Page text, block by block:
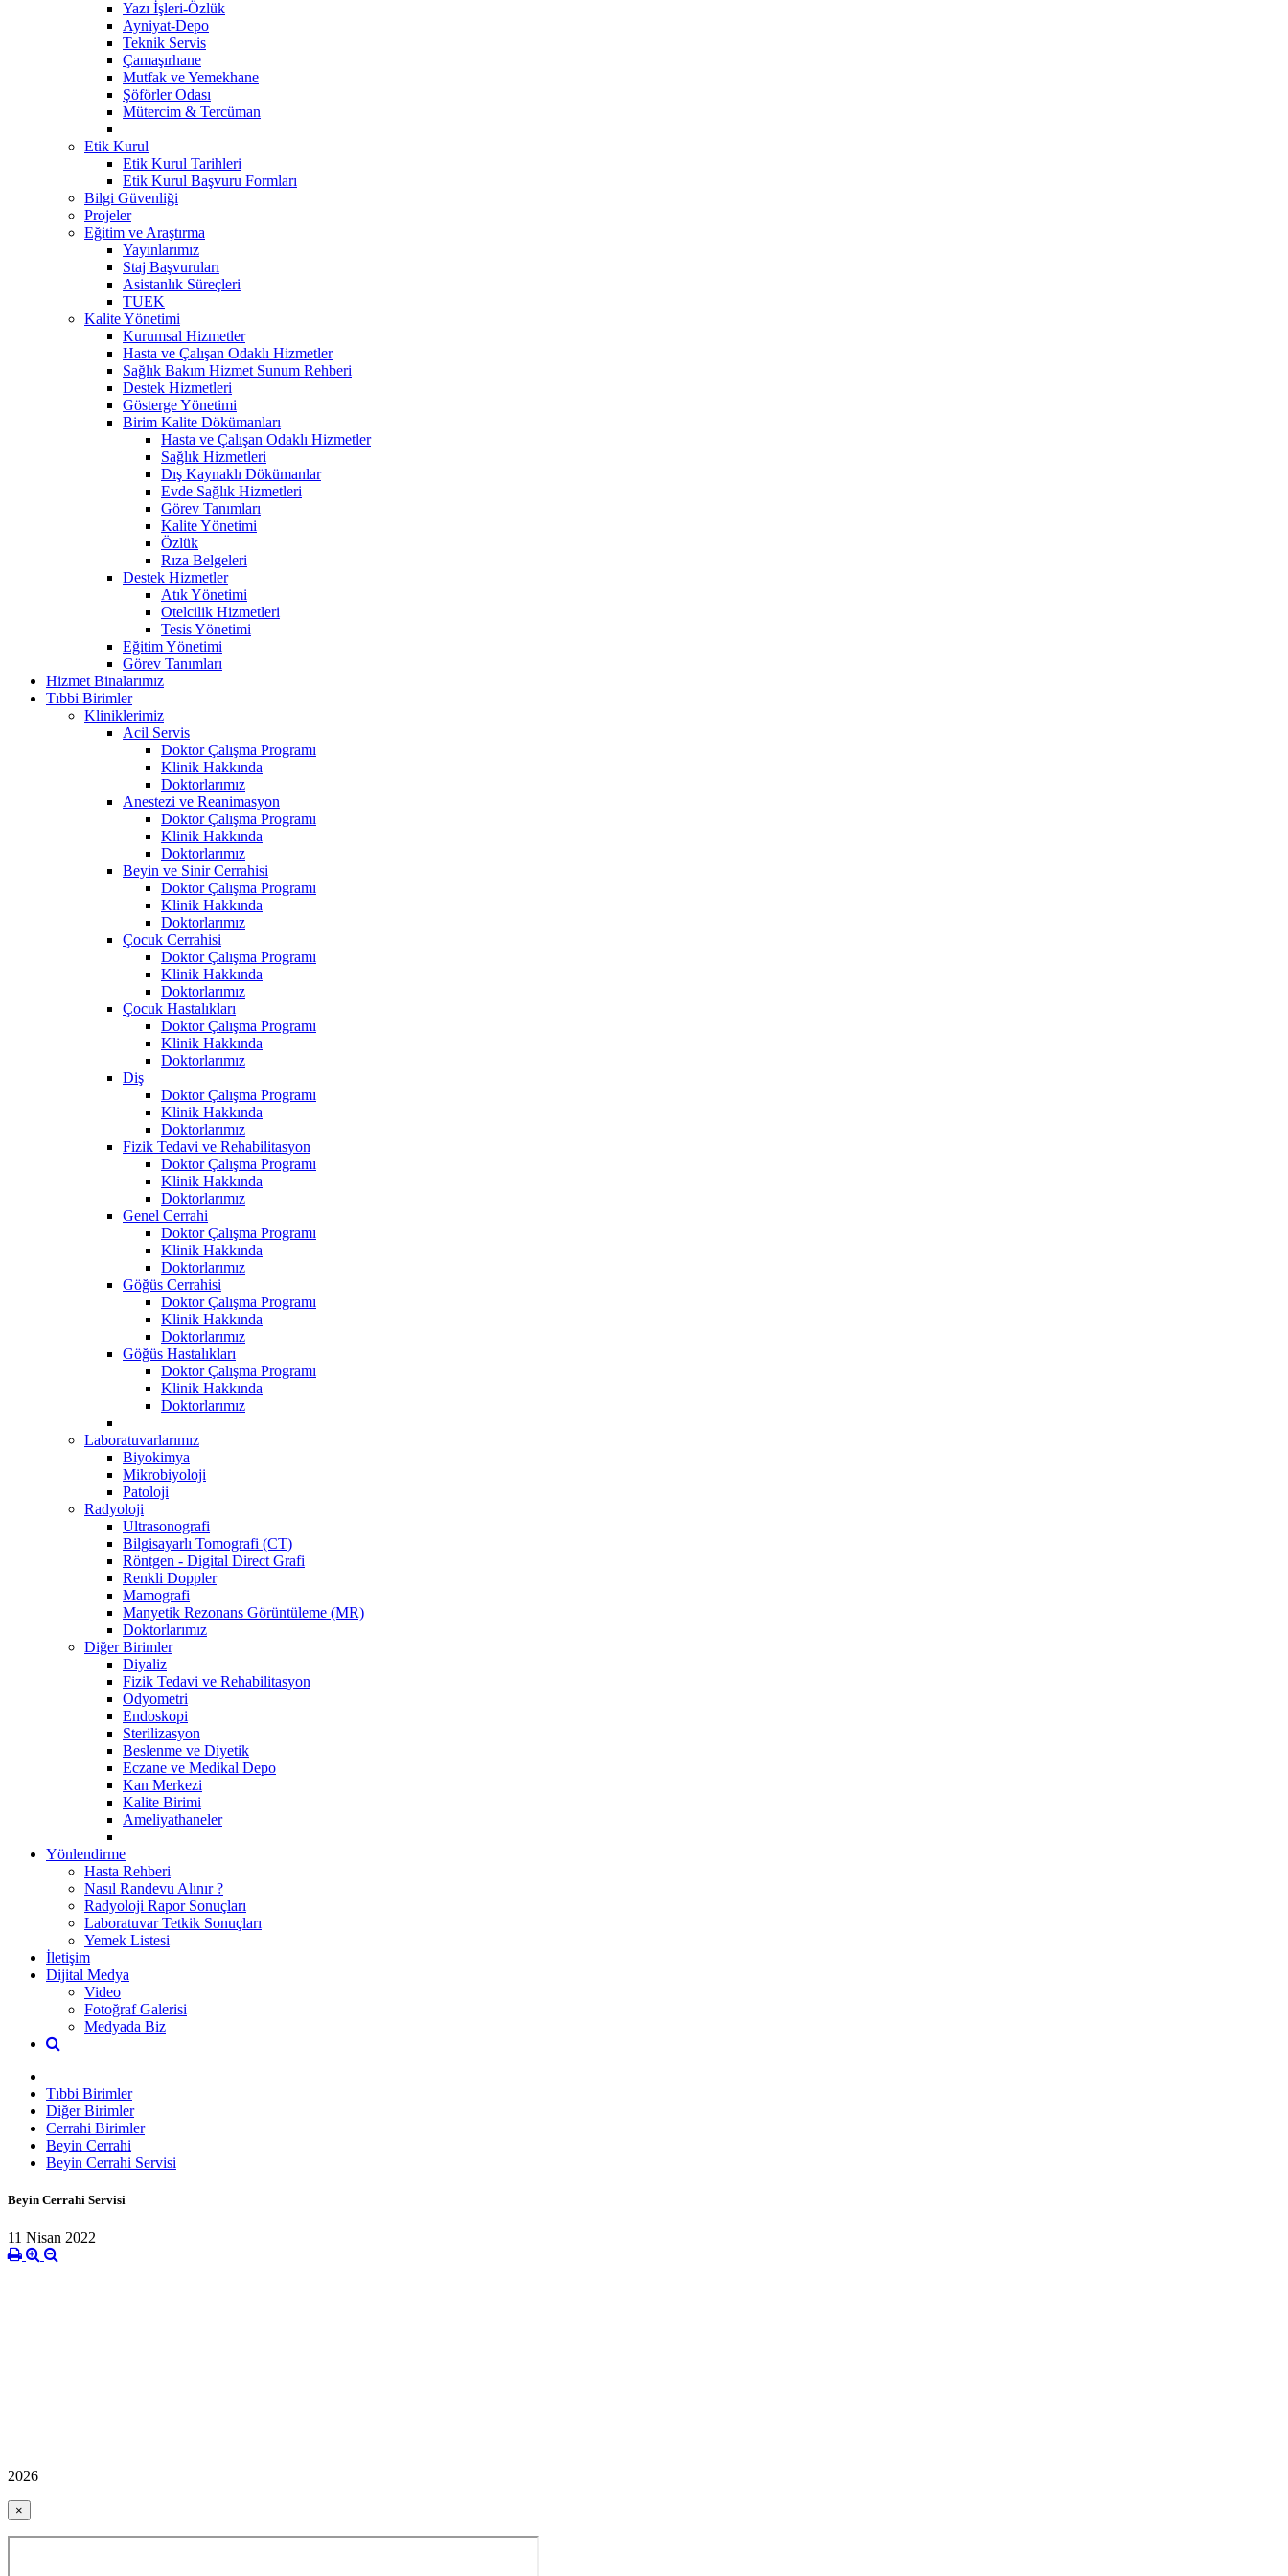
Yazı İşleri-Özlük
Ayniyat-Depo
Teknik Servis
Çamaşırhane
Mutfak ve Yemekhane
Şöförler Odası
Mütercim & Tercüman
Etik Kurul
Etik Kurul Tarihleri
Etik Kurul Başvuru Formları
Bilgi Güvenliği
Projeler
Eğitim ve Araştırma
Yayınlarımız
Staj Başvuruları
Asistanlık Süreçleri
TUEK
Kalite Yönetimi
Kurumsal Hizmetler
Hasta ve Çalışan Odaklı Hizmetler
Sağlık Bakım Hizmet Sunum Rehberi
Destek Hizmetleri
Gösterge Yönetimi
Birim Kalite Dökümanları
Hasta ve Çalışan Odaklı Hizmetler
Sağlık Hizmetleri
Dış Kaynaklı Dökümanlar
Evde Sağlık Hizmetleri
Görev Tanımları
Kalite Yönetimi
Özlük
Rıza Belgeleri
Destek Hizmetler
Atık Yönetimi
Otelcilik Hizmetleri
Tesis Yönetimi
Eğitim Yönetimi
Görev Tanımları
Hizmet Binalarımız
Tıbbi Birimler
Kliniklerimiz
Acil Servis
Doktor Çalışma Programı
Klinik Hakkında
Doktorlarımız
Anestezi ve Reanimasyon
Doktor Çalışma Programı
Klinik Hakkında
Doktorlarımız
Beyin ve Sinir Cerrahisi
Doktor Çalışma Programı
Klinik Hakkında
Doktorlarımız
Çocuk Cerrahisi
Doktor Çalışma Programı
Klinik Hakkında
Doktorlarımız
Çocuk Hastalıkları
Doktor Çalışma Programı
Klinik Hakkında
Doktorlarımız
Diş
Doktor Çalışma Programı
Klinik Hakkında
Doktorlarımız
Fizik Tedavi ve Rehabilitasyon
Doktor Çalışma Programı
Klinik Hakkında
Doktorlarımız
Genel Cerrahi
Doktor Çalışma Programı
Klinik Hakkında
Doktorlarımız
Göğüs Cerrahisi
Doktor Çalışma Programı
Klinik Hakkında
Doktorlarımız
Göğüs Hastalıkları
Doktor Çalışma Programı
Klinik Hakkında
Doktorlarımız
Laboratuvarlarımız
Biyokimya
Mikrobiyoloji
Patoloji
Radyoloji
Ultrasonografi
Bilgisayarlı Tomografi (CT)
Röntgen - Digital Direct Grafi
Renkli Doppler
Mamografi
Manyetik Rezonans Görüntüleme (MR)
Doktorlarımız
Diğer Birimler
Diyaliz
Fizik Tedavi ve Rehabilitasyon
Odyometri
Endoskopi
Sterilizasyon
Beslenme ve Diyetik
Eczane ve Medikal Depo
Kan Merkezi
Kalite Birimi
Ameliyathaneler
Yönlendirme
Hasta Rehberi
Nasıl Randevu Alınır ?
Radyoloji Rapor Sonuçları
Laboratuvar Tetkik Sonuçları
Yemek Listesi
İletişim
Dijital Medya
Video
Fotoğraf Galerisi
Medyada Biz
Tıbbi Birimler
Diğer Birimler
Cerrahi Birimler
Beyin Cerrahi
Beyin Cerrahi Servisi
Beyin Cerrahi Servisi
11 Nisan 2022
2026
×